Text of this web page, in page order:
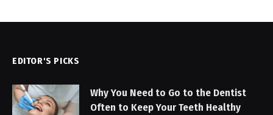
EDITOR'S PICKS
Why You Need to Go to the Dentist
Often to Keep Your Teeth Healthy